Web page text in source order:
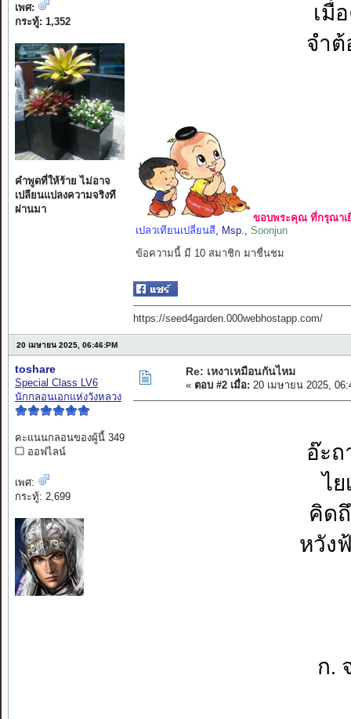
เพศ:
กระทู้: 1,352
คำพูดที่ให้ร้าย ไม่อาจ
เปลียนแปลงความจริงที
ผ่านมา
เมื่
จำ
ขอบพระคุณ ที่กรุณาเ
เปลวเทียนเปลี่ยนสี, Msp., Soonjun
ข้อความนี้ มี 10 สมาชิก มาชื่นชม
https://seed4garden.000webhostapp.com/
20 เมษายน 2025, 06:46:PM
toshare
Special Class LV6
นักกลอนเอกแห่งวังหลวง
คะแนนกลอนของผู้นี้ 349
ออฟไลน์
เพศ:
กระทู้: 2,699
Re: เหงาเหมือนกันไหม
« ตอบ #2 เมื่อ: 20 เมษายน 2025,
อ๊ะถ
ไ
คิด
หวัง
ก.